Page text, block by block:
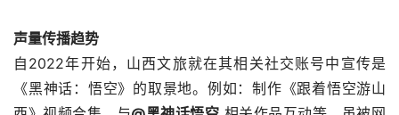
声量传播趋势
自2022年开始，山西文旅就在其相关社交账号中宣传是
《黑神话：悟空》的取景地。例如：制作《跟着悟空游山